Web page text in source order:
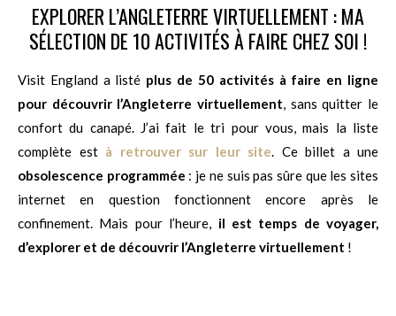
EXPLORER L’ANGLETERRE VIRTUELLEMENT : MA
SÉLECTION DE 10 ACTIVITÉS À FAIRE CHEZ SOI !
Visit England a listé plus de 50 activités à faire en ligne
pour découvrir l’Angleterre virtuellement , sans quitter le
confort du canapé. J’ai fait le tri pour vous, mais la liste
complète est à retrouver sur leur site . Ce billet a une
obsolescence programmée : je ne suis pas sûre que les sites
internet en question fonctionnent encore après le
confinement. Mais pour l’heure, il est temps de voyager,
d’explorer et de découvrir l’Angleterre virtuellement !